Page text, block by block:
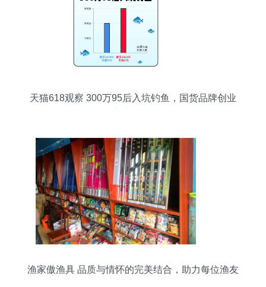
天猫618观察 300万95后入坑钓鱼，国货品牌创业
渔家傲渔具 品质与情怀的完美结合，助力每位渔友